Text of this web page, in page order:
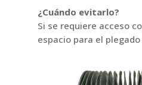
¿Cuándo evitarlo?
Si se requiere acceso
espacio para el